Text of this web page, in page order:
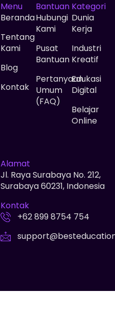
Menu
Beranda
Tentang
Kami
Blog
Kontak
Bantuan
Hubungi
Kami
Pusat
Bantuan
Pertanyaan
Umum
(FAQ)
Kategori
Dunia
Kerja
Industri
Kreatif
Edukasi
Digital
Belajar
Online
Alamat
Jl. Raya Surabaya No. 212,
Surabaya 60231, Indonesia
Kontak
+62 899 8754 754